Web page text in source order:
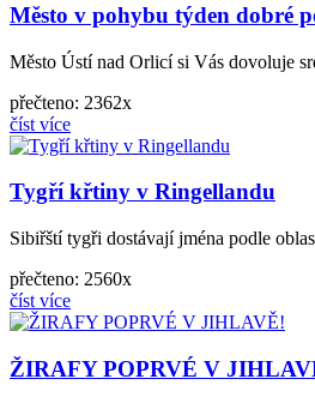
Město v pohybu týden dobré
Město Ústí nad Orlicí si Vás dovoluje
přečteno: 2362x
číst více
Tygří křtiny v Ringellandu
Sibiřští tygři dostávají jména podle
přečteno: 2560x
číst více
ŽIRAFY POPRVÉ V